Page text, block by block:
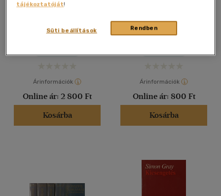
Magyar(1910)
Angol(60)
Francia(7)
Kínai(1)
Magyar - szlovák
Vélemény szerint
Végel László
Árinformációk
Online ár: 2 800 Ft
Kosárba
David Hare
Árinformációk
Online ár: 800 Ft
Kosárba
tájékoztatóját!
Rendben
Süti beállítások